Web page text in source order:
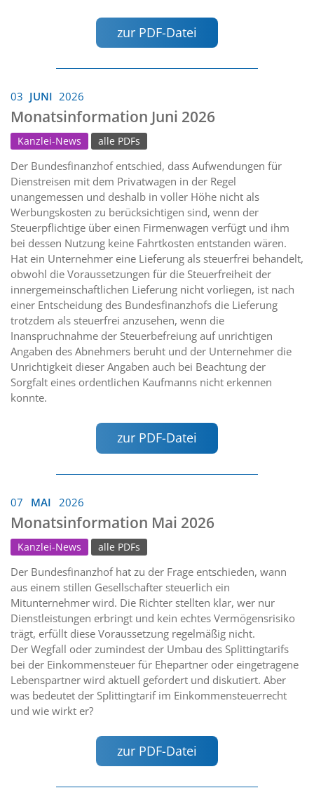
zur PDF-Datei
03 JUNI 2026
Monatsinformation Juni 2026
Kanzlei-News alle PDFs
Der Bundesfinanzhof entschied, dass Aufwendungen für
Dienstreisen mit dem Privatwagen in der Regel
unangemessen und deshalb in voller Höhe nicht als
Werbungskosten zu berücksichtigen sind, wenn der
Steuerpflichtige über einen Firmenwagen verfügt und ihm
bei dessen Nutzung keine Fahrtkosten entstanden wären.
Hat ein Unternehmer eine Lieferung als steuerfrei behandelt,
obwohl die Voraussetzungen für die Steuerfreiheit der
innergemeinschaftlichen Lieferung nicht vorliegen, ist nach
einer Entscheidung des Bundesfinanzhofs die Lieferung
trotzdem als steuerfrei anzusehen, wenn die
Inanspruchnahme der Steuerbefreiung auf unrichtigen
Angaben des Abnehmers beruht und der Unternehmer die
Unrichtigkeit dieser Angaben auch bei Beachtung der
Sorgfalt eines ordentlichen Kaufmanns nicht erkennen
konnte.
zur PDF-Datei
07 MAI 2026
Monatsinformation Mai 2026
Kanzlei-News alle PDFs
Der Bundesfinanzhof hat zu der Frage entschieden, wann
aus einem stillen Gesellschafter steuerlich ein
Mitunternehmer wird. Die Richter stellten klar, wer nur
Dienstleistungen erbringt und kein echtes Vermögensrisiko
trägt, erfüllt diese Voraussetzung regelmäßig nicht.
Der Wegfall oder zumindest der Umbau des Splittingtarifs
bei der Einkommensteuer für Ehepartner oder eingetragene
Lebenspartner wird aktuell gefordert und diskutiert. Aber
was bedeutet der Splittingtarif im Einkommensteuerrecht
und wie wirkt er?
zur PDF-Datei